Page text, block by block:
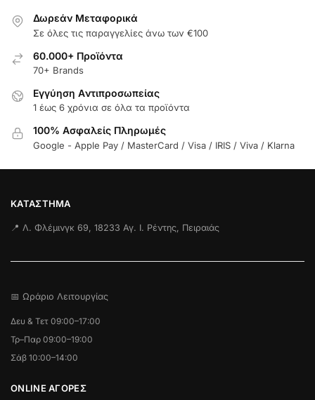
Δωρεάν Μεταφορικά
Σε όλες τις παραγγελίες άνω των €100
60.000+ Προϊόντα
70+ Brands
Εγγύηση Aντιπροσωπείας
1 έως 6 χρόνια σε όλα τα προϊόντα
100% Ασφαλείς Πληρωμές
Google - Apple Pay / MasterCard / Visa / IRIS / Viva / Klarna
ΚΑΤΆΣΤΗΜΑ
📍 Λ. Φλέμινγκ 69, 18233 Αγ. Ι. Ρέντης, Πειραιάς
📅 Ωράριο Λειτουργίας
Δευ & Τετ 09:00–17:00
Τρ–Παρ 09:00–19:00
Σάβ 10:00–14:00
ONLINE ΑΓΟΡΕΣ